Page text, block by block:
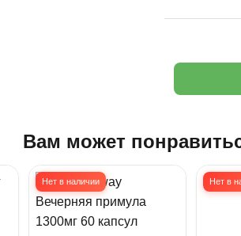
Вам может
Нет в наличии Нет в